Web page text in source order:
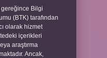
gereğince Bilgi
(BTK) tarafından
olarak hizmet
içerikleri
araştırma
Ancak,